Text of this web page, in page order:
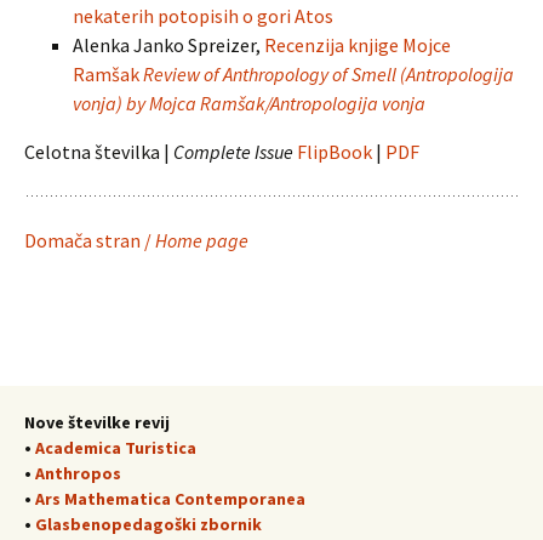
nekaterih potopisih o gori Atos
Alenka Janko Spreizer, Recenzija knjige Mojce
RamšakReview of Anthropology of Smell (Antropologija
vonja) by Mojca Ramšak/Antropologija vonja
Celotna številka | Complete Issue FlipBook | PDF
Domača stran /Home page
Nove številke revij
• Academica Turistica
• Anthropos
• Ars Mathematica Contemporanea
• Glasbenopedagoški zbornik